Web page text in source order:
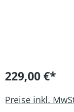
229,00 €*
Preise inkl.